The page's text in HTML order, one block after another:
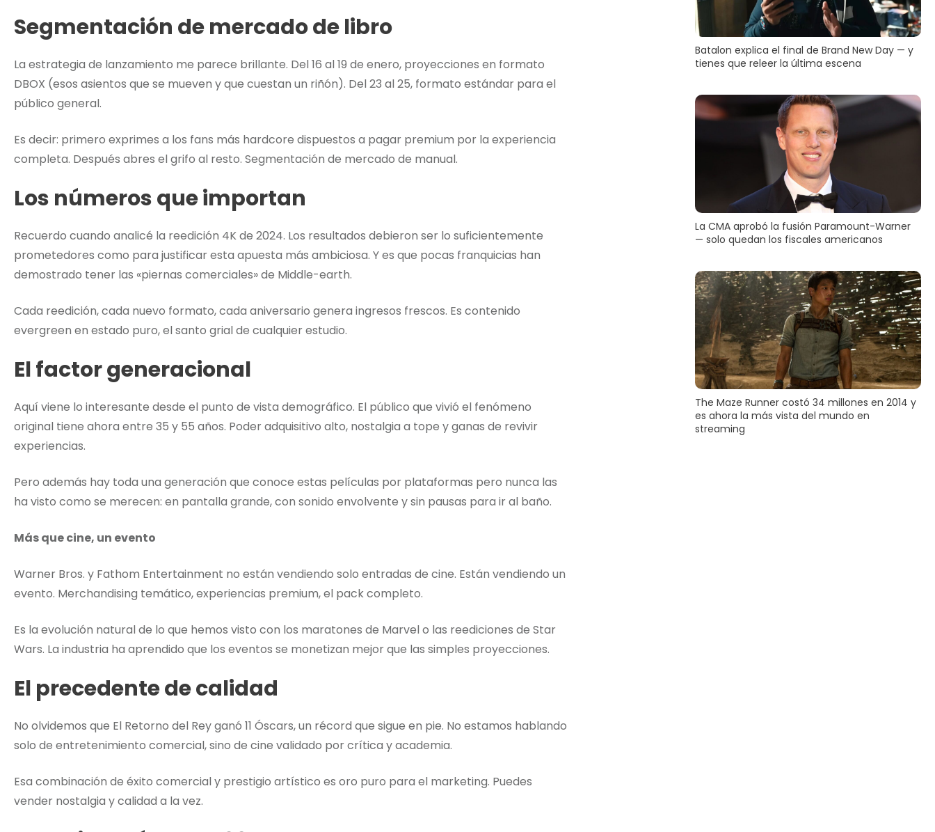
Segmentación de mercado de libro
La estrategia de lanzamiento me parece brillante. Del 16 al 19 de enero, proyecciones en formato
DBOX (esos asientos que se mueven y que cuestan un riñón). Del 23 al 25, formato estándar para el
público general.
Es decir: primero exprimes a los fans más hardcore dispuestos a pagar premium por la experiencia
completa. Después abres el grifo al resto. Segmentación de mercado de manual.
Los números que importan
Recuerdo cuando analicé la reedición 4K de 2024. Los resultados debieron ser lo suficientemente
prometedores como para justificar esta apuesta más ambiciosa. Y es que pocas franquicias han
demostrado tener las «piernas comerciales» de Middle-earth.
Cada reedición, cada nuevo formato, cada aniversario genera ingresos frescos. Es contenido
evergreen en estado puro, el santo grial de cualquier estudio.
El factor generacional
Aquí viene lo interesante desde el punto de vista demográfico. El público que vivió el fenómeno
original tiene ahora entre 35 y 55 años. Poder adquisitivo alto, nostalgia a tope y ganas de revivir
experiencias.
Pero además hay toda una generación que conoce estas películas por plataformas pero nunca las
ha visto como se merecen: en pantalla grande, con sonido envolvente y sin pausas para ir al baño.
Más que cine, un evento
Warner Bros. y Fathom Entertainment no están vendiendo solo entradas de cine. Están vendiendo un
evento. Merchandising temático, experiencias premium, el pack completo.
Es la evolución natural de lo que hemos visto con los maratones de Marvel o las reediciones de Star
Wars. La industria ha aprendido que los eventos se monetizan mejor que las simples proyecciones.
El precedente de calidad
No olvidemos que El Retorno del Rey ganó 11 Óscars, un récord que sigue en pie. No estamos hablando
solo de entretenimiento comercial, sino de cine validado por crítica y academia.
Esa combinación de éxito comercial y prestigio artístico es oro puro para el marketing. Puedes
vender nostalgia y calidad a la vez.
Batalon explica el final de Brand New Day — y
tienes que releer la última escena
La CMA aprobó la fusión Paramount-Warner
— solo quedan los fiscales americanos
The Maze Runner costó 34 millones en 2014 y
es ahora la más vista del mundo en
streaming